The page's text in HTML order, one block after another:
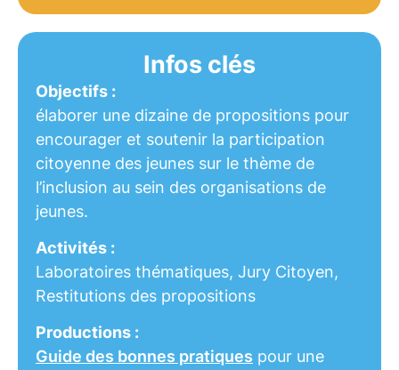
Infos clés
Objectifs :
élaborer une dizaine de propositions pour
encourager et soutenir la participation
citoyenne des jeunes sur le thème de
l’inclusion au sein des organisations de
jeunes.
Activités :
Laboratoires thématiques, Jury Citoyen,
Restitutions des propositions
Productions :
Guide des bonnes pratiques pour une